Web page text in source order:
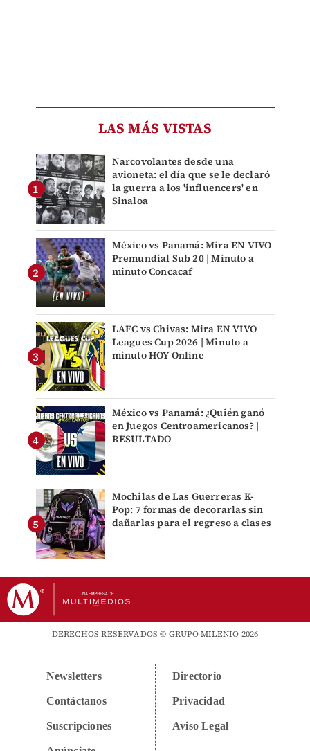
LAS MÁS VISTAS
Narcovolantes desde una
avioneta: el día que se le declaró
la guerra a los 'influencers' en
Sinaloa
México vs Panamá: Mira EN VIVO
Premundial Sub 20 | Minuto a
minuto Concacaf
LAFC vs Chivas: Mira EN VIVO
Leagues Cup 2026 | Minuto a
minuto HOY Online
México vs Panamá: ¿Quién ganó
en Juegos Centroamericanos? |
RESULTADO
Mochilas de Las Guerreras K-
Pop: 7 formas de decorarlas sin
dañarlas para el regreso a clases
DERECHOS RESERVADOS © GRUPO MILENIO 2026
Newsletters
Contáctanos
Suscripciones
Directorio
Privacidad
Aviso Legal